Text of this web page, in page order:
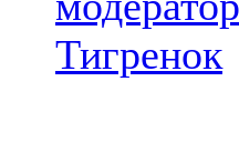
Тигренок